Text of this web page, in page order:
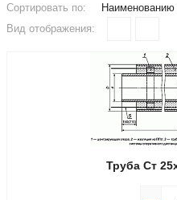
Сортировать по: Наименованию
Вид отображения:
Труба Ст